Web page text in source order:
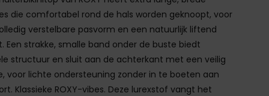
die comfortabel rond de hals worden geknoopt, voor
verstelbare pasvorm en een natuurlijk liftend
Een strakke, smalle band onder de buste biedt
structuur en sluit aan de achterkant met een veilig
voor lichte ondersteuning zonder in te boeten aan
Klassieke ROXY-vibes. Deze lurexstof vangt het